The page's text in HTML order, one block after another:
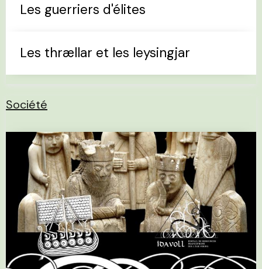
Les guerriers d'élites
Les thrællar et les leysingjar
Société